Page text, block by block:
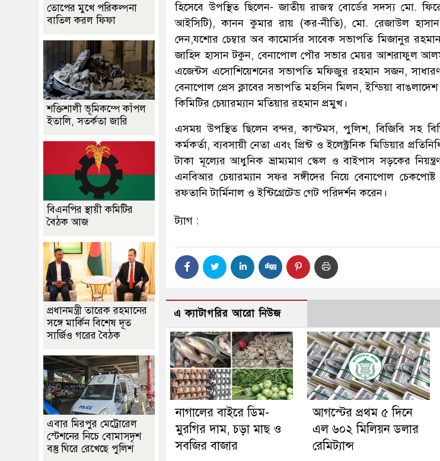
হিসেবে উপস্থিত ছিলেন- জাতীয় রাজস্ব বোর্ডের সদস্য মো.
আইসিটি), কানন কুমার রায় (কর-নীতি), মো. রেজাউল
দেন,যশোর চেম্বার অব কামাের্সর সাবেক সভাপতি মিজানুর
জাহিদ হাসান টকুন, বেনাপোল পৌর সভার মেয়র আশরাফুল
এজেন্টস এসোশিয়েশনের সভাপতি মফিজুর রহমান সজন,
বেনাপোল প্রেস ক্লাবের সভাপতি মহসিন মিলন, ইন্ডিয়া
কিমিটির চেয়ারম্যান মতিয়ার রহমান প্রমুখ।
এসময় উপস্থিত ছিলেন বন্দর, কাস্টমস, পুলিশ, বিজিবি সহ
কর্মকর্তা, ব্যবসায়ী নেতা এবং প্রিন্ট ও ইলেক্ট্রনিক মিডিয়ার
টাকা মূল্যের আধুনিক ভ্রাম্যমাণ স্কেল ও বাইপাস সড়কের
এনবিআর চেয়ারম্যান সফর সঙ্গীদের নিয়ে বেনাপোল
রফতানি টার্মিনাল ও ইন্টিগ্রেটেড গেট পরিদর্শন করেন।
ট্যাগ :
এ ক্যাটাগরির আরো নিউজ
নাগালের বাইরে ডিম-
মুরগির দাম, চড়া মাছ ও
সবজির বাজার
আগস্টের প্রথম ৫ দিনে
এল ৬০২ মিলিয়ন ডলার
রেমিট্যান্স
তোপের মুখে পরিকল্পনা
বাতিল করল ফিফা
শক্তিশালী ভূমিকম্পে কাঁপল
ইতালি, সতর্কতা জারি
বিএনপির স্থায়ী কমিটির
বৈঠক আজ
প্রধানমন্ত্রী তারেক রহমানের
সঙ্গে মার্কিন বিশেষ দূত
সার্জিও গরের বৈঠক
এবার মিরপুর মেট্রোরেল
স্টেশনের নিচে বোমাসদৃশ
বস্তু ঘিরে রেখেছে পুলিশ